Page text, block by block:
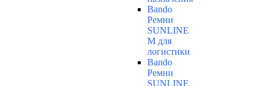
Bando
Ремни
SUNLINE
M для
логистики
Bando
Ремни
SUNLINE